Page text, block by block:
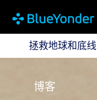
拯救地球和底线
拯救地球和底线
博客